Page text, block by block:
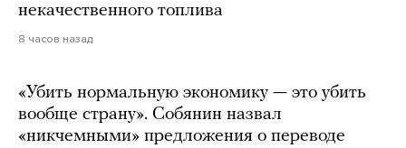
некачественного топлива
8 часов назад
«Убить нормальную экономику — это убить
вообще страну». Собянин назвал
«никчемными» предложения о переводе